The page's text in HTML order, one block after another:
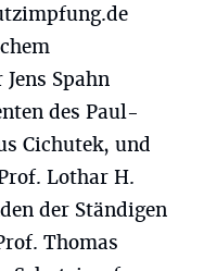
Spahn
des Paul-
Cichutek, und
Lothar H.
der Ständigen
Thomas